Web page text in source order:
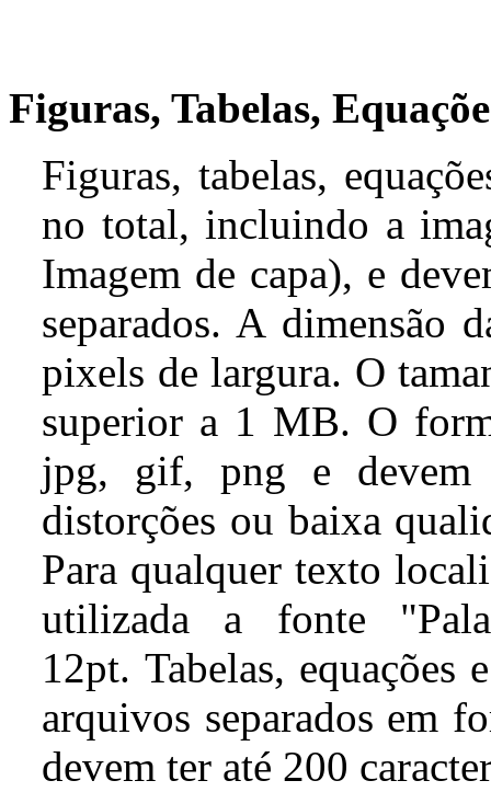
Figuras, Tabelas,
Figuras, tabelas,
no total, incluindo a
Imagem de capa), e
separados. A dimensão
pixels de largura. O
superior a 1 MB. O
jpg, gif,png e
distorções ou baixa
Para qualquer texto
utilizada a fonte
12pt. Tabelas, equações
arquivos separados em
devem ter até 200